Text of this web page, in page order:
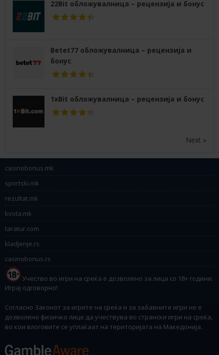
22Bit обложувалница – рецензија и бонус
Betet77 обложувалница – рецензија и
бонус
1xBit обложувалница – рецензија и бонус
Next »
casinobonus.mk
sportski.mk
rezultat.mk
kvota.mk
taratur.com
kladjenje.rs
casinobonus.rs
Учество во игри на среќа е дозволено за лица со 18+ години.
Играј одговорно!
Согласно Законот за игрите на среќа и за забавните игри не е
дозволено физичко лице да учествува во странски игри на среќа,
во кои влоговите се уплаќаат на територијата на Македонија.